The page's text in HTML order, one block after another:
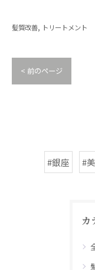
髪質改善 トリートメント
< 前のページ
#銀座 #
カ